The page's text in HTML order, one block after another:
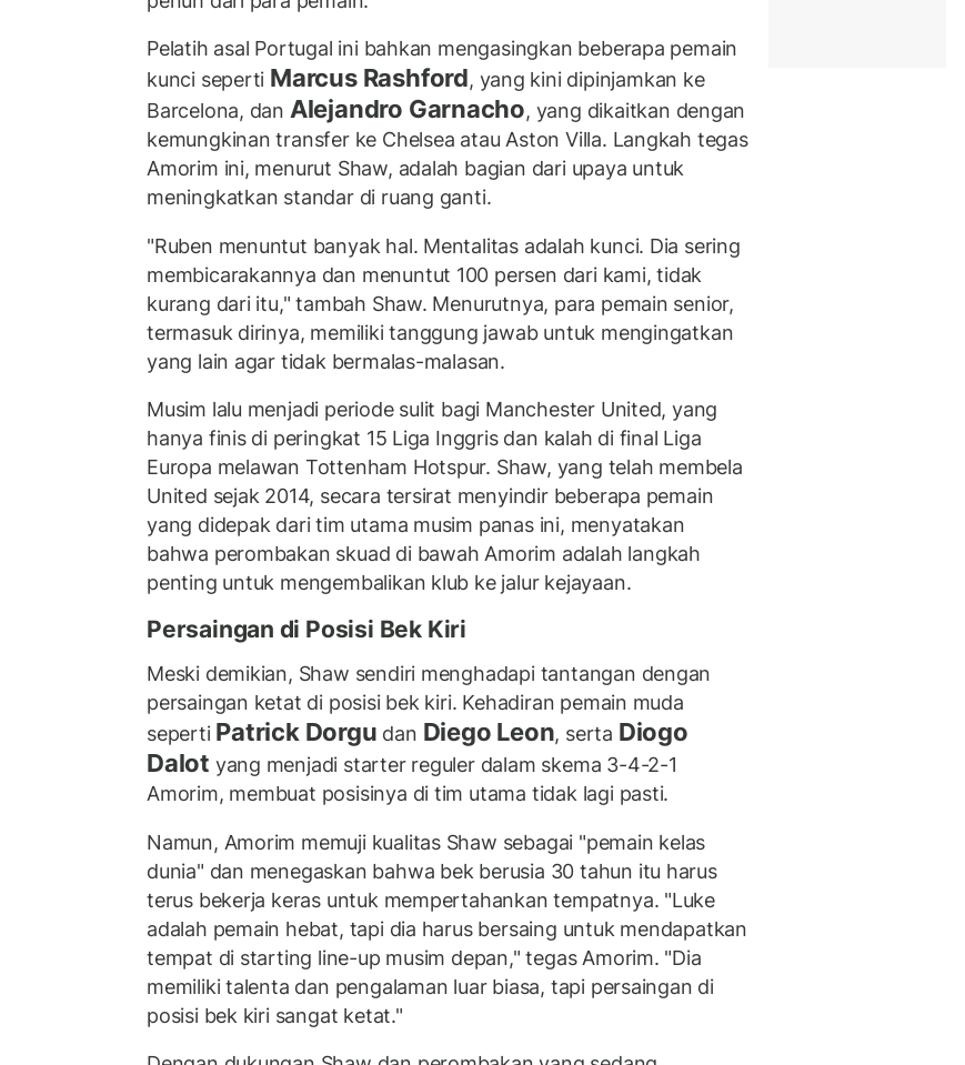
Pelatih asal Portugal ini bahkan mengasingkan beberapa pemain
kunci seperti Marcus Rashford, yang kini dipinjamkan ke
Barcelona, dan Alejandro Garnacho, yang dikaitkan dengan
kemungkinan transfer ke Chelsea atau Aston Villa. Langkah tegas
Amorim ini, menurut Shaw, adalah bagian dari upaya untuk
meningkatkan standar di ruang ganti.
"Ruben menuntut banyak hal. Mentalitas adalah kunci. Dia sering
membicarakannya dan menuntut 100 persen dari kami, tidak
kurang dari itu," tambah Shaw. Menurutnya, para pemain senior,
termasuk dirinya, memiliki tanggung jawab untuk mengingatkan
yang lain agar tidak bermalas-malasan.
Musim lalu menjadi periode sulit bagi Manchester United, yang
hanya finis di peringkat 15 Liga Inggris dan kalah di final Liga
Europa melawan Tottenham Hotspur. Shaw, yang telah membela
United sejak 2014, secara tersirat menyindir beberapa pemain
yang didepak dari tim utama musim panas ini, menyatakan
bahwa perombakan skuad di bawah Amorim adalah langkah
penting untuk mengembalikan klub ke jalur kejayaan.
Persaingan di Posisi Bek Kiri
Meski demikian, Shaw sendiri menghadapi tantangan dengan
persaingan ketat di posisi bek kiri. Kehadiran pemain muda
seperti Patrick Dorgu dan Diego Leon, serta Diogo
Dalot yang menjadi starter reguler dalam skema 3-4-2-1
Amorim, membuat posisinya di tim utama tidak lagi pasti.
Namun, Amorim memuji kualitas Shaw sebagai "pemain kelas
dunia" dan menegaskan bahwa bek berusia 30 tahun itu harus
terus bekerja keras untuk mempertahankan tempatnya. "Luke
adalah pemain hebat, tapi dia harus bersaing untuk mendapatkan
tempat di starting line-up musim depan," tegas Amorim. "Dia
memiliki talenta dan pengalaman luar biasa, tapi persaingan di
posisi bek kiri sangat ketat."